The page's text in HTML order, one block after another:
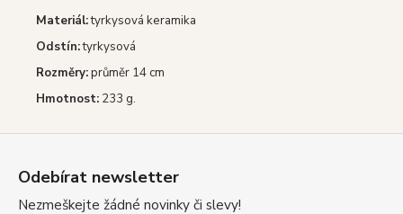
Materiál:tyrkysová keramika
Odstín:tyrkysová
Rozměry:průměr 14 cm
Hmotnost: 233 g.
Odebírat newsletter
Nezmeškejte žádné novinky či slevy!